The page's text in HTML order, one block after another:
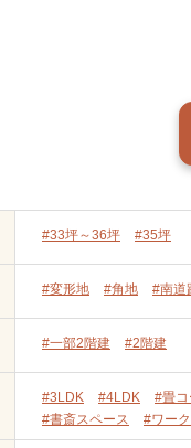
#33坪～36坪 #35坪
#変形地 #角地 #南道
#一部2階建 #2階建
#3LDK #4LDK #畳コ
#書斎スペース
#ワー